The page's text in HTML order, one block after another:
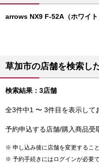
arrows NX9 F-52A（ホワイト
草加市の店舗を検索し
検索結果：3店舗
全3件中1 〜 3件目を表示して
予約申込する店舗/購入商品受
申し込み後に店舗を変更するこ
予約手続きにはログインが必要で